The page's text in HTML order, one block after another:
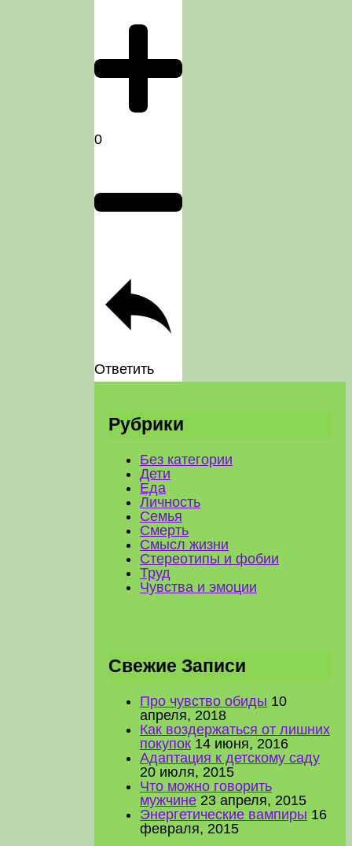
0
Ответить
Рубрики
Без категории
Дети
Еда
Личность
Семья
Смерть
Смысл жизни
Стереотипы и фобии
Труд
Чувства и эмоции
Свежие Записи
Про чувство обиды 10
апреля, 2018
Как воздержаться от лишних
покупок 14 июня, 2016
Адаптация к детскому саду
20 июля, 2015
Что можно говорить
мужчине 23 апреля, 2015
Энергетические вампиры 16
февраля, 2015